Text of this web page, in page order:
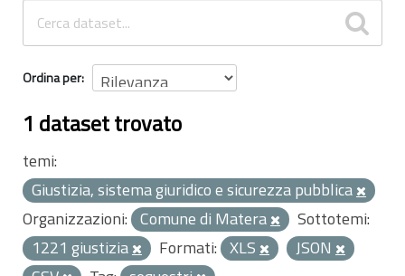
INFORMAZIONI
Ordina per
1 dataset trovato
temi:
Giustizia, sistema giuridico e sicurezza pubblica
Organizzazioni: Comune di Matera
Sottotemi:
1221 giustizia
Formati: XLS
JSON